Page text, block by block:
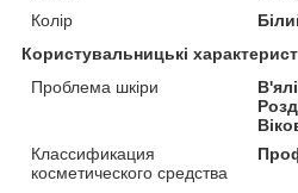
Колір
Користувальницькі
Проблема шкіри
Классификация
косметического средства